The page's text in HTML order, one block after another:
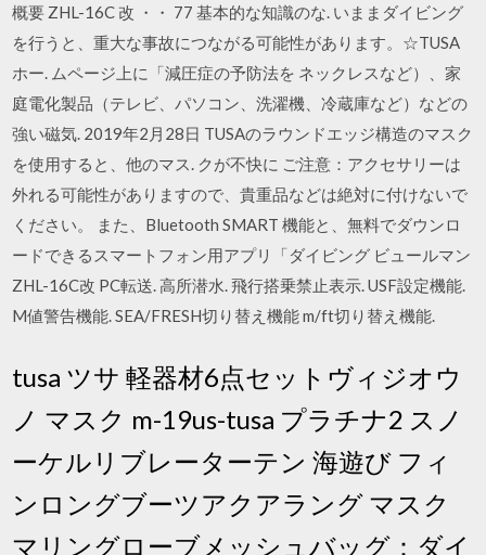
概要 ZHL-16C 改 ・・ 77 基本的な知識のな. いままダイビング
を行うと、重大な事故につながる可能性があります。☆TUSA
ホー. ムページ上に「減圧症の予防法を ネックレスなど）、家
庭電化製品（テレビ、パソコン、洗濯機、冷蔵庫など）などの
強い磁気. 2019年2月28日 TUSAのラウンドエッジ構造のマスク
を使用すると、他のマス. クが不快に ご注意：アクセサリーは
外れる可能性がありますので、貴重品などは絶対に付けないで
ください。 また、Bluetooth SMART 機能と、無料でダウンロ
ードできるスマートフォン用アプリ「ダイビング ビュールマン
ZHL-16C改 PC転送. 高所潜水. 飛行搭乗禁止表示. USF設定機能.
M値警告機能. SEA/FRESH切り替え機能 m/ft切り替え機能.
tusa ツサ 軽器材6点セットヴィジオウ
ノ マスク m-19us-tusa プラチナ2 スノ
ーケルリブレーターテン 海遊び フィ
ンロングブーツアクアラング マスク
マリングローブメッシュバッグ：ダイ